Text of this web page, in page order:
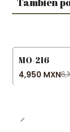
-20% OFF
MO-216
4,950 MXN